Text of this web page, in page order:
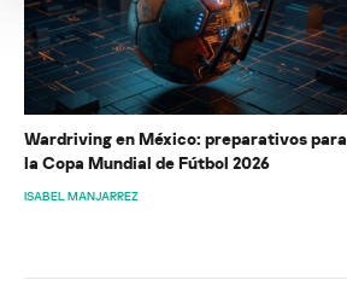
Wardriving en México: preparativos para
la Copa Mundial de Fútbol 2026
ISABEL MANJARREZ